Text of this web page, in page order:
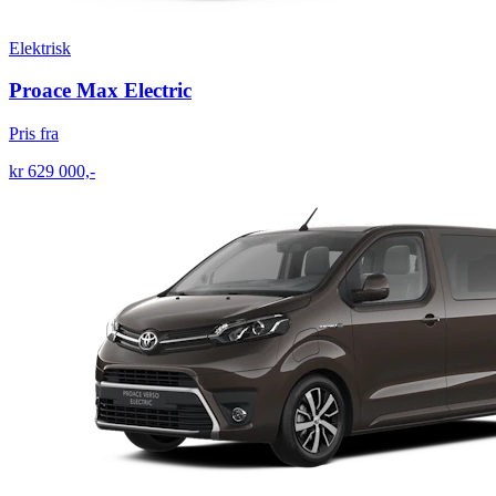
Elektrisk
Proace Max Electric
Pris fra
kr 629 000,-